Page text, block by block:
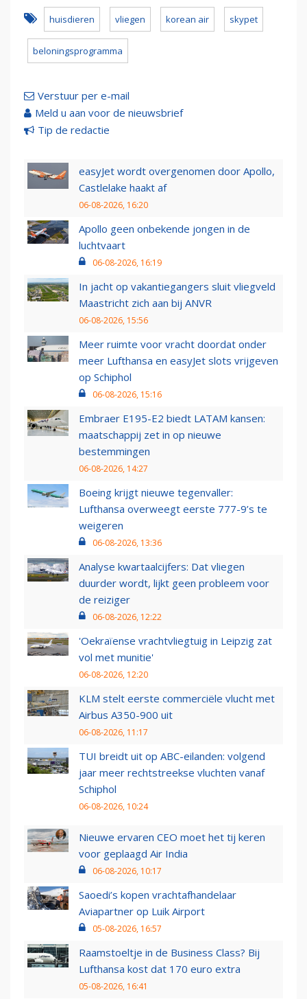
huisdieren vliegen korean air skypet
beloningsprogramma
Verstuur per e-mail
Meld u aan voor de nieuwsbrief
Tip de redactie
easyJet wordt overgenomen door Apollo,
Castlelake haakt af
06-08-2026, 16:20
Apollo geen onbekende jongen in de
luchtvaart
06-08-2026, 16:19
In jacht op vakantiegangers sluit vliegveld
Maastricht zich aan bij ANVR
06-08-2026, 15:56
Meer ruimte voor vracht doordat onder
meer Lufthansa en easyJet slots vrijgeven
op Schiphol
06-08-2026, 15:16
Embraer E195-E2 biedt LATAM kansen:
maatschappij zet in op nieuwe
bestemmingen
06-08-2026, 14:27
Boeing krijgt nieuwe tegenvaller:
Lufthansa overweegt eerste 777-9’s te
weigeren
06-08-2026, 13:36
Analyse kwartaalcijfers: Dat vliegen
duurder wordt, lijkt geen probleem voor
de reiziger
06-08-2026, 12:22
'Oekraïense vrachtvliegtuig in Leipzig zat
vol met munitie'
06-08-2026, 12:20
KLM stelt eerste commerciële vlucht met
Airbus A350-900 uit
06-08-2026, 11:17
TUI breidt uit op ABC-eilanden: volgend
jaar meer rechtstreekse vluchten vanaf
Schiphol
06-08-2026, 10:24
Nieuwe ervaren CEO moet het tij keren
voor geplaagd Air India
06-08-2026, 10:17
Saoedi’s kopen vrachtafhandelaar
Aviapartner op Luik Airport
05-08-2026, 16:57
Raamstoeltje in de Business Class? Bij
Lufthansa kost dat 170 euro extra
05-08-2026, 16:41